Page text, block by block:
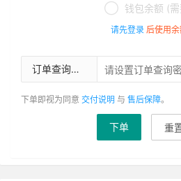
 钱包余额 (
请先登录 后使用
订单查询密码
下单即视为同意 交付说明 与 售后保障。
下单 重